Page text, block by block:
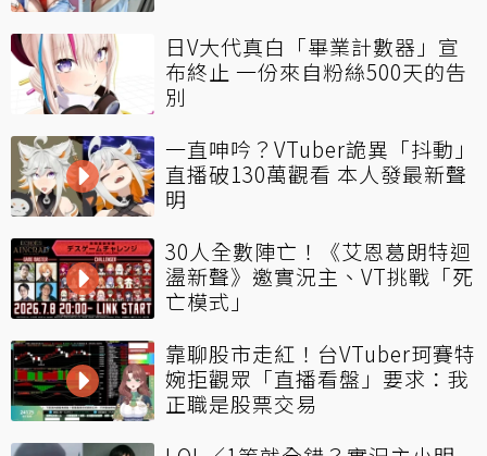
日V大代真白「畢業計數器」宣
布終止 一份來自粉絲500天的告
別
一直呻吟？VTuber詭異「抖動」
直播破130萬觀看 本人發最新聲
明
30人全數陣亡！《艾恩葛朗特迴
盪新聲》邀實況主、VT挑戰「死
亡模式」
靠聊股市走紅！台VTuber珂賽特
婉拒觀眾「直播看盤」要求：我
正職是股票交易